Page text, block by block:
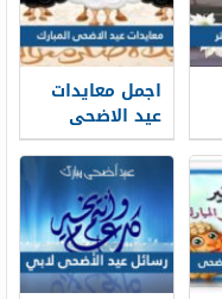
اجمل معايدات
عيد الاضحى
المبارك 2026-
1448